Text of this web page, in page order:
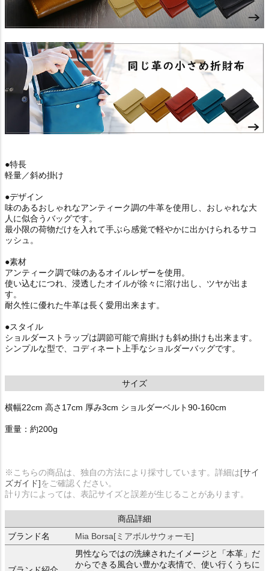
●特長
軽量／斜め掛け
●デザイン
味のあるおしゃれなアンティーク調の牛革を使用し、おしゃれな大
人に似合うバッグです。
最小限の荷物だけを入れて手ぶら感覚で軽やかに出かけられるサコ
ッシュ。
●素材
アンティーク調で味のあるオイルレザーを使用。
使い込むにつれ、浸透したオイルが徐々に溶け出し、ツヤが出ま
す。
耐久性に優れた牛革は長く愛用出来ます。
●スタイル
ショルダーストラップは調節可能で肩掛けも斜め掛けも出来ます。
シンプルな型で、コディネート上手なショルダーバッグです。
サイズ
横幅22cm 高さ17cm 厚み3cm ショルダーベルト90-160cm
重量：約200g
※こちらの商品は、独自の方法により採寸しています。詳細は[サイ
ズガイド]をご確認ください。
計り方によっては、表記サイズと誤差が生じることがあります。
商品詳細
ブランド名
Mia Borsa[ミアボルサウォーモ]
男性ならではの洗練されたイメージと「本革」だ
からできる風合い豊かな表情で、使い行くうちに